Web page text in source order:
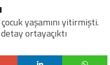
yaşamını yitirmişti.
ortayaçıktı